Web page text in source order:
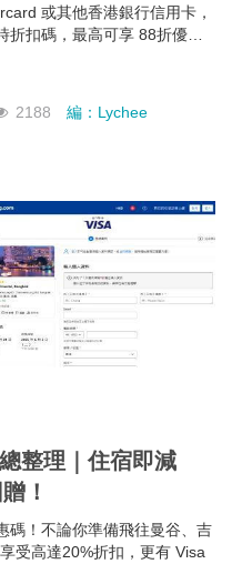
或其他香港銀行信用卡，
折扣碼，最高可享 88折優
2188 編：Lychee
整理｜住宿即減
！
碼！不論你準備飛往曼谷、吉
受高達20%折扣，更有 Visa